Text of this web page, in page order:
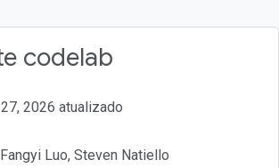
codelab
2026 atualizado
Luo, Steven Natiello